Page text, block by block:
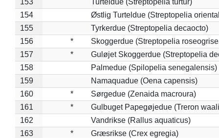
154
Østlig Turteldue (Streptopelia
155
Tyrkerdue (Streptopelia decaocto)
156
*
Skoggerdue (Streptopelia
157
*
Guløjet Skoggerdue (Streptopelia
158
Palmedue (Spilopelia senegalensis)
159
Namaquadue (Oena capensis)
160
*
Sørgedue (Zenaida macroura)
161
*
Gulbuget Papegøjedue (Treron
162
Vandrikse (Rallus aquaticus)
163
*
Græsrikse (Crex egregia)